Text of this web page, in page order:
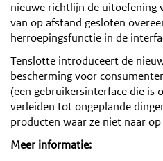
nieuwe richtlijn de uitoefening
van op afstand gesloten
herroepingsfunctie in de
Tenslotte introduceert de
bescherming voor
(een gebruikersinterface die is
verleiden tot ongeplande
producten waar ze niet naar
Meer informatie: